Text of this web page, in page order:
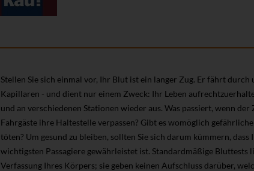
Stellen Sie sich einmal vor, Ihr Blut ist ein langer Zug. Er fährt
Kapillaren - und dient nur einem Zweck: Ihr Leben
und an verschiedenen Stationen wieder aus. Was passiert, wenn
Fahrgäste ihre Haltestelle verpassen? Gibt es womöglich
töten? Um gesund zu bleiben, sollten Sie sich darum kümmern,
wichtigsten Passagiere gewährleistet ist. Standardmäßige
Verfassung Ihres Körpers; sie geben keinen Aufschluss darüber,